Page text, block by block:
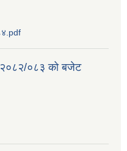
२०८२/०८३ को बजेट